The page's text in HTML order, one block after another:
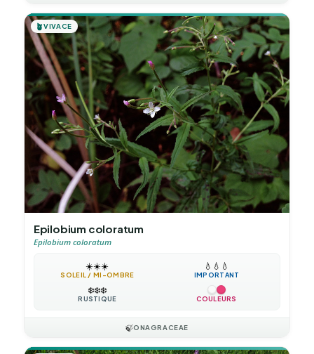
🪴VIVACE
Epilobium coloratum
Epilobium coloratum
☀️☀️☀️
SOLEIL / MI-OMBRE
💧 💧 💧
IMPORTANT
❄️❄️❄️
RUSTIQUE COULEURS
🍃ONAGRACEAE